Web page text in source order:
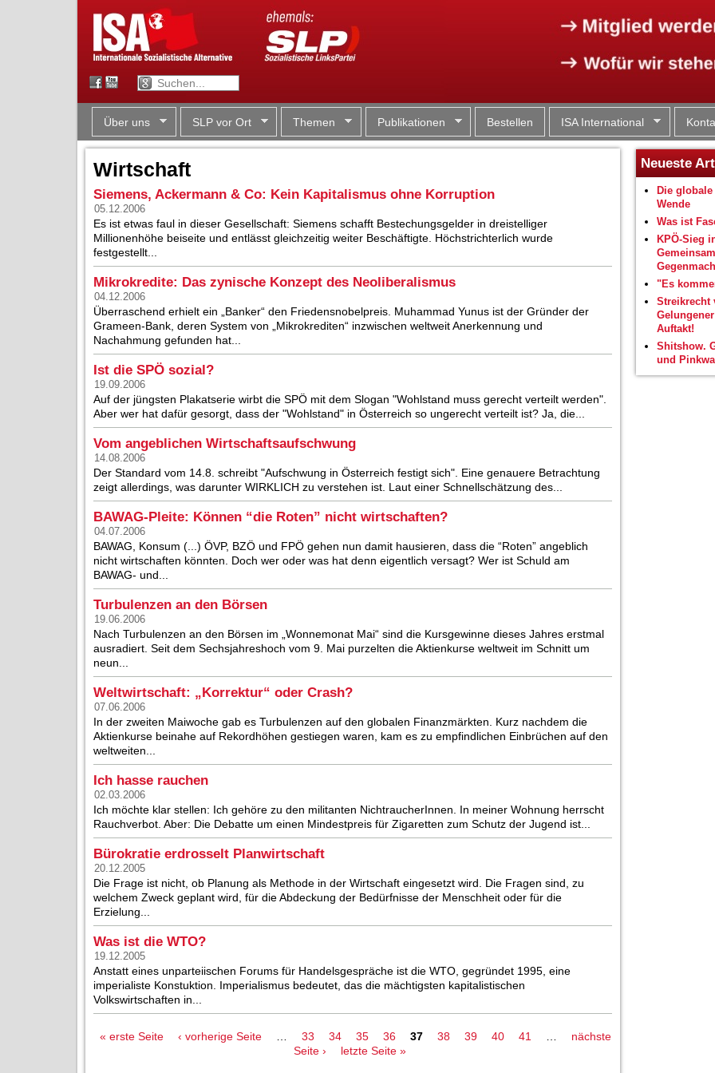
Über uns SLP vor Ort Themen Publikationen Bestellen ISA International
Wirtschaft
Siemens, Ackermann & Co: Kein Kapitalismus ohne Korruption
05.12.2006
Es ist etwas faul in dieser Gesellschaft: Siemens schafft Bestechungsgelder in dreistelliger
Millionenhöhe beiseite und entlässt gleichzeitig weiter Beschäftigte. Höchstrichterlich wurde
festgestellt...
Mikrokredite: Das zynische Konzept des Neoliberalismus
04.12.2006
Überraschend erhielt ein „Banker“ den Friedensnobelpreis. Muhammad Yunus ist der Gründer der
Grameen-Bank, deren System von „Mikrokrediten“ inzwischen weltweit Anerkennung und
Nachahmung gefunden hat...
Ist die SPÖ sozial?
19.09.2006
Auf der jüngsten Plakatserie wirbt die SPÖ mit dem Slogan "Wohlstand muss gerecht verteilt werden".
Aber wer hat dafür gesorgt, dass der "Wohlstand" in Österreich so ungerecht verteilt ist? Ja, die...
Vom angeblichen Wirtschaftsaufschwung
14.08.2006
Der Standard vom 14.8. schreibt "Aufschwung in Österreich festigt sich". Eine genauere Betrachtung
zeigt allerdings, was darunter WIRKLICH zu verstehen ist. Laut einer Schnellschätzung des...
BAWAG-Pleite: Können “die Roten” nicht wirtschaften?
04.07.2006
BAWAG, Konsum (...) ÖVP, BZÖ und FPÖ gehen nun damit hausieren, dass die “Roten” angeblich
nicht wirtschaften könnten. Doch wer oder was hat denn eigentlich versagt? Wer ist Schuld am
BAWAG- und...
Turbulenzen an den Börsen
19.06.2006
Nach Turbulenzen an den Börsen im „Wonnemonat Mai“ sind die Kursgewinne dieses Jahres erstmal
ausradiert. Seit dem Sechsjahreshoch vom 9. Mai purzelten die Aktienkurse weltweit im Schnitt um
neun...
Weltwirtschaft: „Korrektur“ oder Crash?
07.06.2006
In der zweiten Maiwoche gab es Turbulenzen auf den globalen Finanzmärkten. Kurz nachdem die
Aktienkurse beinahe auf Rekordhöhen gestiegen waren, kam es zu empfindlichen Einbrüchen auf den
weltweiten...
Ich hasse rauchen
02.03.2006
Ich möchte klar stellen: Ich gehöre zu den militanten NichtraucherInnen. In meiner Wohnung herrscht
Rauchverbot. Aber: Die Debatte um einen Mindestpreis für Zigaretten zum Schutz der Jugend ist...
Bürokratie erdrosselt Planwirtschaft
20.12.2005
Die Frage ist nicht, ob Planung als Methode in der Wirtschaft eingesetzt wird. Die Fragen sind, zu
welchem Zweck geplant wird, für die Abdeckung der Bedürfnisse der Menschheit oder für die
Erzielung...
Was ist die WTO?
19.12.2005
Anstatt eines unparteiischen Forums für Handelsgespräche ist die WTO, gegründet 1995, eine
imperialiste Konstuktion. Imperialismus bedeutet, das die mächtigsten kapitalistischen
Volkswirtschaften in...
Seiten
« erste Seite ‹ vorherige Seite 33 34 35 36 37 38 39 40 41
nächste
Seite ›
letzte Seite »
Neueste
Die
Wende
Was ist
KPÖ-Sieg
"Es
Streikrecht
Auftakt!
Shitshow.
und